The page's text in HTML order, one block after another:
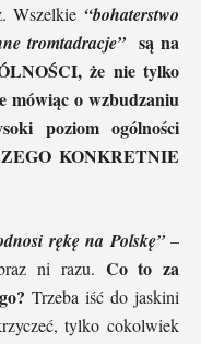
Wszelkie “bohaterstwo
tromtadracje” są na
że nie tylko
mówiąc o wzbudzaniu
poziom ogólności
KONKRETNIE
rękę na Polskę”–
ni razu. Co to za
Trzeba iść do jaskini
tylko cokolwiek